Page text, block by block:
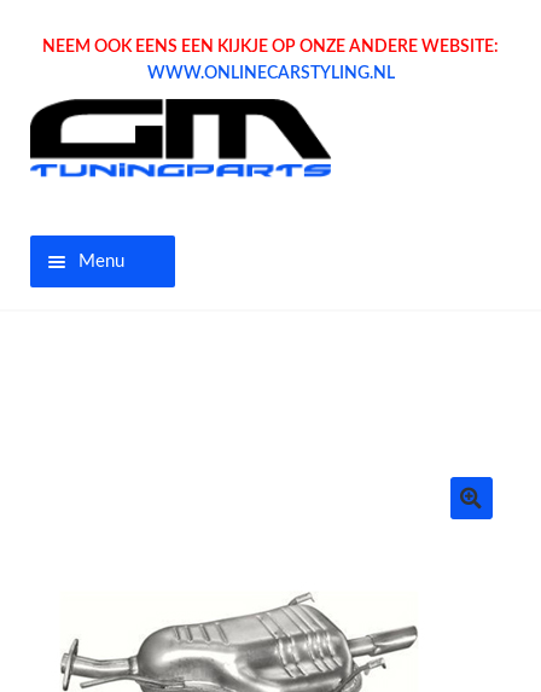
NEEM OOK EENS EEN KIJKJE OP ONZE ANDERE WEBSITE:
WWW.ONLINECARSTYLING.NL
Menu
Bedrijfswagen parts